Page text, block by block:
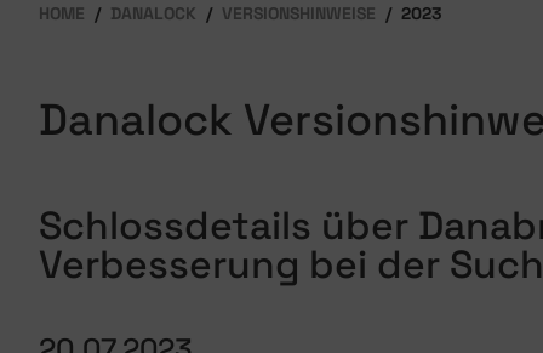
HOME DANALOCK VERSIONSHINWEISE 2023
Danalock
Schlossdetails über
Verbesserung bei der